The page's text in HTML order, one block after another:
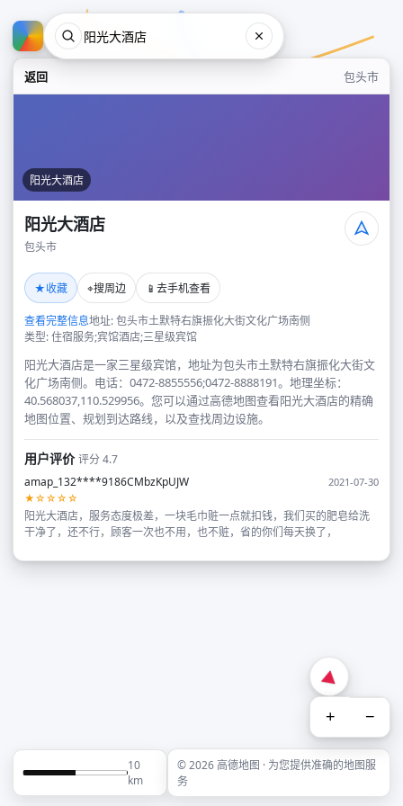
返回 包头市
阳光大酒店
阳光大酒店
包头市
★收藏 ⌖搜周边 📱 去手机查看
查看完整信息地址: 包头市土默特右旗振化大街文化广场南侧
类型: 住宿服务;宾馆酒店;三星级宾馆
阳光大酒店是一家三星级宾馆，地址为包头市土默特右旗振化大街文
化广场南侧。电话：0472-8855556;0472-8888191。地理坐标：
40.568037,110.529956。您可以通过高德地图查看阳光大酒店的精确
地图位置、规划到达路线，以及查找周边设施。
用户评价评分 4.7
amap_132****9186CMbzKpUJW
2021-07-30
★☆☆☆☆
阳光大酒店，服务态度极差，一块毛巾赃一点就扣钱，我们买的肥皂给洗
干净了，还不行，顾客一次也不用，也不赃，省的你们每天换了，
+ −
10
km
© 2026 高德地图 · 为您提供准确的地图服
务